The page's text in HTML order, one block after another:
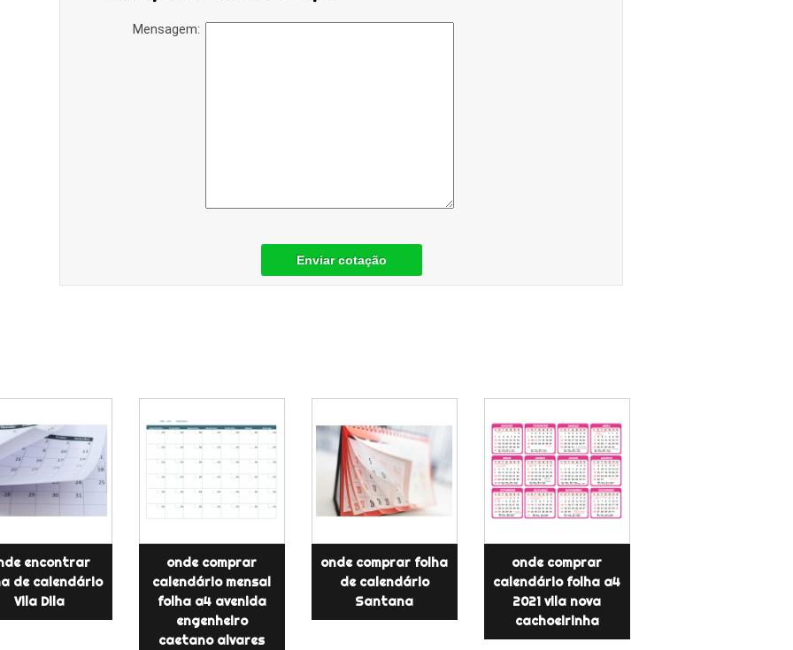
Mensagem:
Enviar cotação
encontrar
de calendário
Vila Dila
onde comprar
calendário mensal
folha a4 avenida
engenheiro
caetano alvares
onde comprar folha
de calendário
Santana
onde comprar
calendário folha a4
2021 vila nova
cachoeirinha